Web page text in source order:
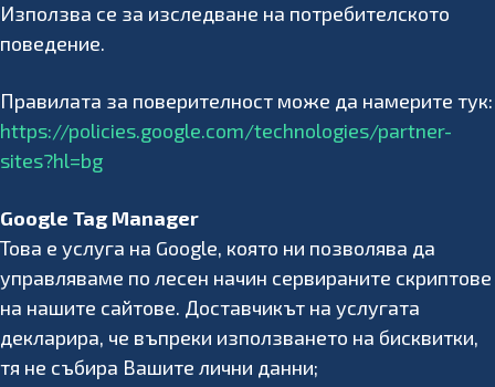
Използва се за изследване на потребителското
поведение.
Правилата за поверителност може да намерите тук:
https://policies.google.com/technologies/partner-
sites?hl=bg
Google Tag Manager
Това е услуга на Google, която ни позволява да
управляваме по лесен начин сервираните скриптове
на нашите сайтове. Доставчикът на услугата
декларира, че въпреки използването на бисквитки,
тя не събира Вашите лични данни;